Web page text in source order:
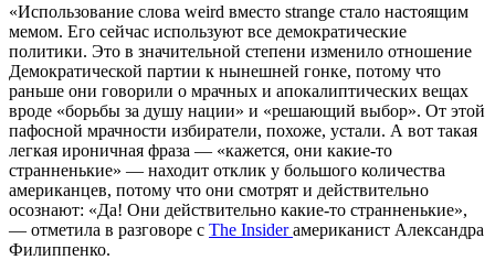
«Использование слова weird вместо strange стало настоящим
мемом. Его сейчас используют все демократические
политики. Это в значительной степени изменило отношение
Демократической партии к нынешней гонке, потому что
раньше они говорили о мрачных и апокалиптических вещах
вроде «борьбы за душу нации» и «решающий выбор». От этой
пафосной мрачности избиратели, похоже, устали. А вот такая
легкая ироничная фраза — «кажется, они какие-то
странненькие» — находит отклик у большого количества
американцев, потому что они смотрят и действительно
осознают: «Да! Они действительно какие-то странненькие»,
— отметила в разговоре с The Insiderамериканист Александра
Филиппенко.